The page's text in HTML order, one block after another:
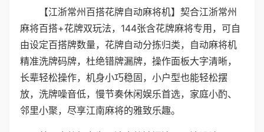
【江浙常州百搭花牌自动麻将机】契合江浙常州
麻将百搭+花牌双玩法，144张含花牌麻将专用，可自
由设定百搭牌数量，花牌自动分拣归类，自动麻将机
精准洗牌码牌，杜绝错牌漏牌，操作面板大字清晰，
长辈轻松操作，机身小巧稳固，小户型也能轻松摆
放，洗牌噪音低，慢节奏休闲娱乐首选，家庭小酌、
邻里小聚，尽享江南麻将的雅致乐趣。